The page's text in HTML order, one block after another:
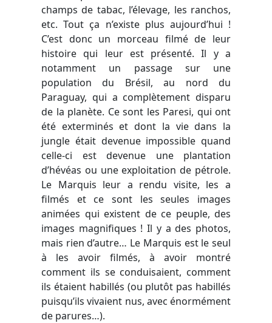
champs de tabac, l’élevage, les ranchos,
etc. Tout ça n’existe plus aujourd’hui !
C’est donc un morceau filmé de leur
histoire qui leur est présenté. Il y a
notamment un passage sur une
population du Brésil, au nord du
Paraguay, qui a complètement disparu
de la planète. Ce sont les Paresi, qui ont
été exterminés et dont la vie dans la
jungle était devenue impossible quand
celle-ci est devenue une plantation
d’hévéas ou une exploitation de pétrole.
Le Marquis leur a rendu visite, les a
filmés et ce sont les seules images
animées qui existent de ce peuple, des
images magnifiques ! Il y a des photos,
mais rien d’autre… Le Marquis est le seul
à les avoir filmés, à avoir montré
comment ils se conduisaient, comment
ils étaient habillés (ou plutôt pas habillés
puisqu’ils vivaient nus, avec énormément
de parures…).